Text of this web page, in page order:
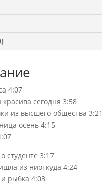
4:07
сегодня 3:58
из высшего общества 3:21
осень 4:15
студенте 3:17
из ниоткуда 4:24
рыбка 4:03